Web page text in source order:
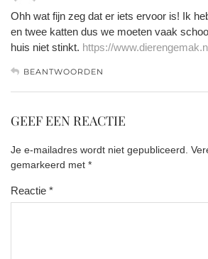
Ohh wat fijn zeg dat er iets ervoor is! Ik
en twee katten dus we moeten vaak
huis niet stinkt. https://
BEANTWOORDEN
GEEF EEN REACTIE
Je e-mailadres wordt niet gepubliceerd.
gemarkeerd met *
Reactie *